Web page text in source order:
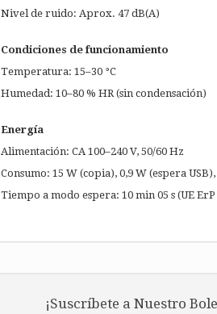
Nivel de ruido: Aprox. 47 dB(A)
Condiciones de funcionamiento
Temperatura: 15–30 °C
Humedad: 10–80 % HR (sin condensación)
Energía
Alimentación: CA 100–240 V, 50/60 Hz
Consumo: 15 W (copia), 0,9 W (espera
Tiempo a modo espera: 10 min 05 s (UE ErP
¡Suscríbete a Nuestro